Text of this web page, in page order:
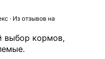
· Из отзывов на
выбор кормов,